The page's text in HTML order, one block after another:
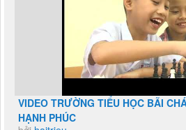
VIDEO TRƯỜNG TIỂU HỌC BÃI
HẠNH PHÚC